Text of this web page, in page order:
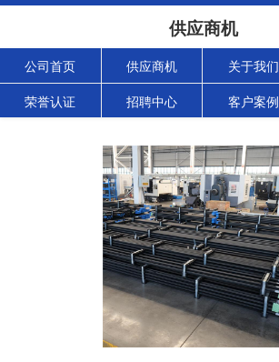
供应商机
公司首页 供应商机 关于我们
荣誉认证 招聘中心 客户案例